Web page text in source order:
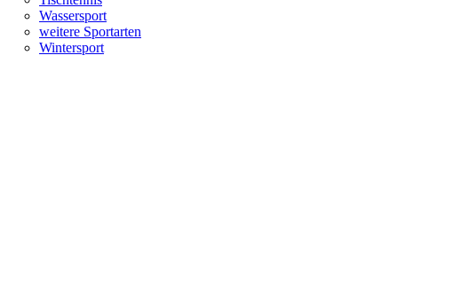
Wassersport
weitere Sportarten
Wintersport